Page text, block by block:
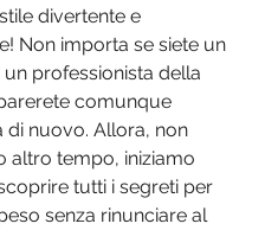
divertente e
Non importa se siete un
un professionista della
comunque
di nuovo. Allora, non
altro tempo, iniziamo
tutti i segreti per
senza rinunciare al